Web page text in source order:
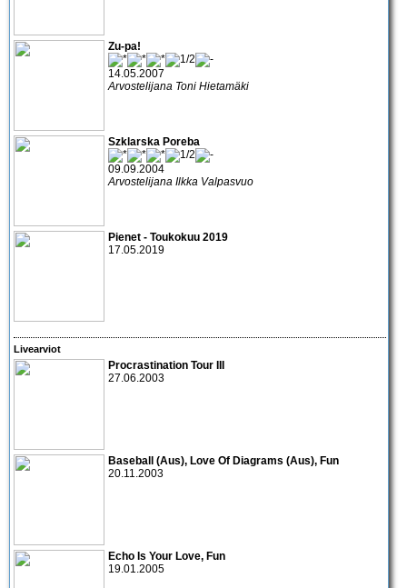
Zu-pa!
14.05.2007
Arvostelijana Toni Hietamäki
Szklarska Poreba
09.09.2004
Arvostelijana Ilkka Valpasvuo
Pienet - Toukokuu 2019
17.05.2019
Livearviot
Procrastination Tour III
27.06.2003
Baseball (Aus), Love Of Diagrams (Aus), Fun
20.11.2003
Echo Is Your Love, Fun
19.01.2005